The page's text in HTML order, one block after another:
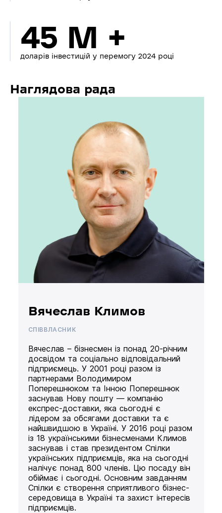
45 M +
доларів інвестицій у перемогу 2024 році
Наглядова рада
Вячеслав Климов
СПІВВЛАСНИК
Вячеслав – бізнесмен із понад 20-річним
досвідом та соціально відповідальний
підприємець. У 2001 році разом із
партнерами Володимиром
Поперешнюком та Інною Поперешнюк
заснував Нову пошту — компанію
експрес-доставки, яка сьогодні є
лідером за обсягами доставки та є
найшвидшою в Україні. У 2016 році разом
із 18 українськими бізнесменами Климов
заснував і став президентом Спілки
українських підприємців, яка на сьогодні
налічує понад 800 членів. Цю посаду він
обіймає і сьогодні. Основним завданням
Спілки є створення сприятливого бізнес-
середовища в Україні та захист інтересів
підприємців.